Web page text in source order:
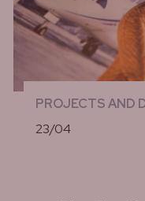
PROJECTS AND
23/04